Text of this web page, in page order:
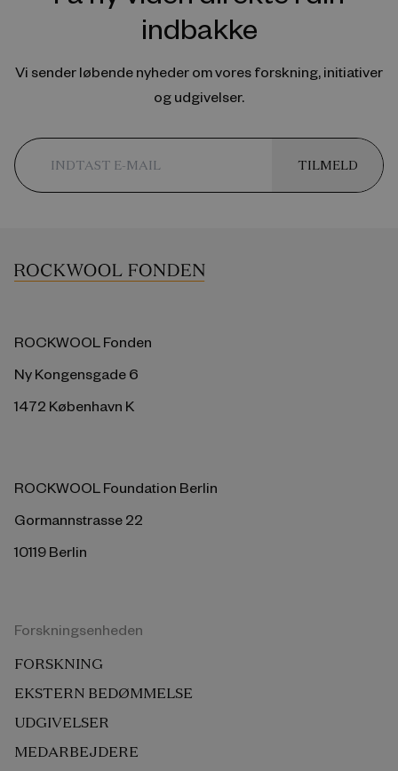
indbakke
Vi sender løbende nyheder om vores forskning, initiativer
og udgivelser.
TILMELD
ROCKWOOL Fonden
Ny Kongensgade 6
1472 København K
ROCKWOOL Foundation Berlin
Gormannstrasse 22
10119 Berlin
Forskningsenheden
FORSKNING
EKSTERN BEDØMMELSE
UDGIVELSER
MEDARBEJDERE